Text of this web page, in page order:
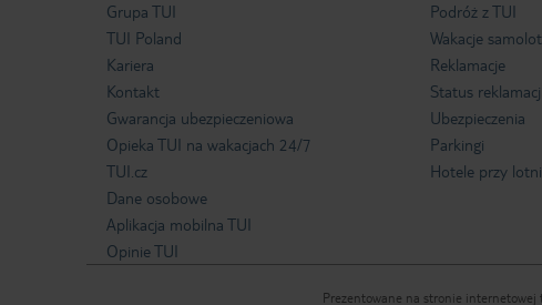
Grupa TUI
TUI Poland
Kariera
Kontakt
Gwarancja ubezpieczeniowa
Opieka TUI na wakacjach 24/7
TUI.cz
Dane osobowe
Aplikacja mobilna TUI
Opinie TUI
Podróż z TUI
Wakacje
Reklamacje
Status reklamacji
Ubezpieczenia
Parkingi
Hotele przy
Prezentowane na stronie